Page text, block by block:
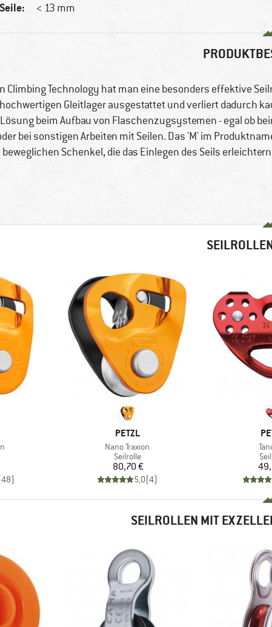
< 13 mm
Climbing Technology hat man eine besonders effektive
Gleitlager ausgestattet und verliert dadurch
beim Aufbau von Flaschenzugsystemen - egal ob
bei sonstigen Arbeiten mit Seilen. Das 'M' im
Schenkel, die das Einlegen des Seils
48)
MARKE
PETZL
Artikel
Nano Traxion
Produktgruppe
Seilrolle
Preis
80,70 €
5,0(4)
SEILROLLEN MIT